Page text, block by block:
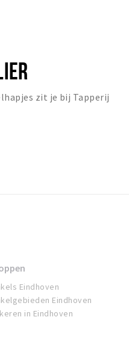
zit je bij Tapperij
Eindhoven
Eindhoven
in Eindhoven